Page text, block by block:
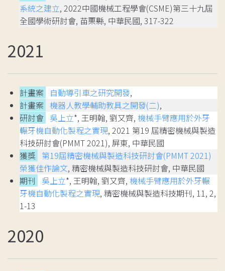
系統之建立, 2022中國機械工程學會(CSME)第三十九屆
全國學術研討會, 苗栗縣, 中華民國, 317-322
2021
計畫案 自動導引車之研究開發,
計畫案 機器人教學輔助教具之開發(二),
研討會 吳上立*, 王明翰, 劉又齊, 機械手臂應用於外牙
輾牙機自動化製程之實現, 2021 第19 屆精密機械與製造
科技研討會(PMMT 2021), 屏東, 中華民國
獲獎 第19屆精密機械與製造科技研討會(PMMT 2021)
榮獲佳作論文, 精密機械與製造科技研討會, 中華民國
期刊
吳上立*, 王明翰, 劉又齊, 機械手臂應用於外牙輾
牙機自動化製程之實現, 精密機械與製造科技期刊, 11, 2,
1-13
2020